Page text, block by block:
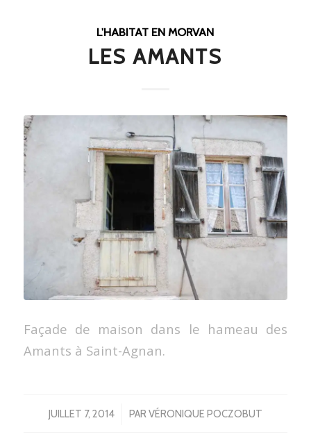
L'HABITAT EN MORVAN
LES AMANTS
Façade de maison dans le hameau des
Amants à Saint-Agnan.
JUILLET 7, 2014
/ PAR VÉRONIQUE POCZOBUT